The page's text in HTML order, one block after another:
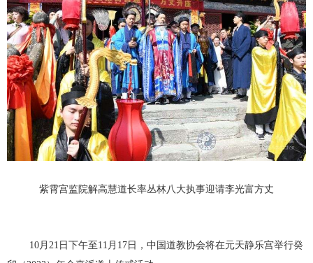
紫霄宫监院解高慧道长率丛林八大执事迎请李光富方丈
10月21日下午至11月17日，中国道教协会将在元天静乐宫举行癸